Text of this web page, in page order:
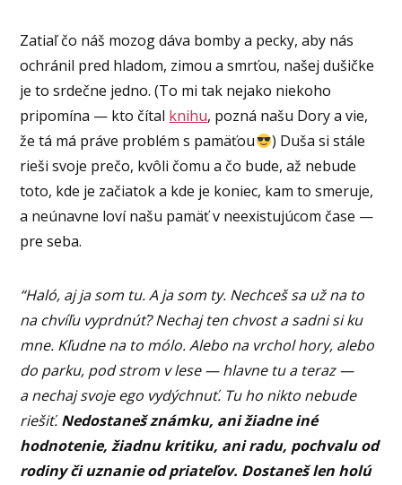
Zatiaľ čo náš mozog dáva bomby a pecky, aby nás
ochránil pred hladom, zimou a smrťou, našej dušičke
je to srdečne jedno. (To mi tak nejako niekoho
pripomína — kto čítal knihu, pozná našu Dory a vie,
že tá má práve problém s pamäťou
) Duša si stále
rieši svoje prečo, kvôli čomu a čo bude, až nebude
toto, kde je začiatok a kde je koniec, kam to smeruje,
a neúnavne loví našu pamäť v neexistujúcom čase —
pre seba.
“Haló, aj ja som tu. A ja som ty. Nechceš sa už na to
na chvíľu vyprdnúť? Nechaj ten chvost a sadni si ku
mne. Kľudne na to mólo. Alebo na vrchol hory, alebo
do parku, pod strom v lese — hlavne tu a teraz —
a nechaj svoje ego vydýchnuť. Tu ho nikto nebude
riešiť.Nedostaneš známku, ani žiadne iné
hodnotenie, žiadnu kritiku, ani radu, pochvalu od
rodiny či uznanie od priateľov. Dostaneš len holú